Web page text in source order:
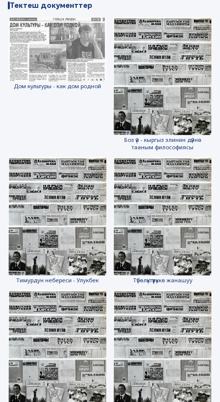
Тектеш документтер
Дом культуры - как дом родной
Боз үй - кыргыз элинин дүйнө
тааным философиясы
Тимурдун небереси - Улукбек Түбөлүктүүлүккө жанашуу